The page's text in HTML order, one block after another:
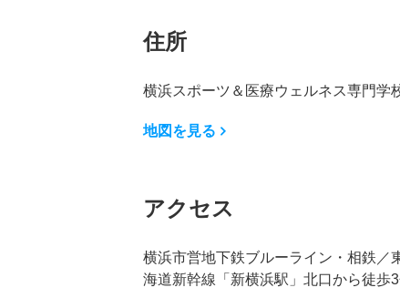
住所
横浜スポーツ＆医療ウェルネス専門学
地図を見る
アクセス
横浜市営地下鉄ブルーライン・相鉄／
海道新幹線「新横浜駅」北口から徒歩